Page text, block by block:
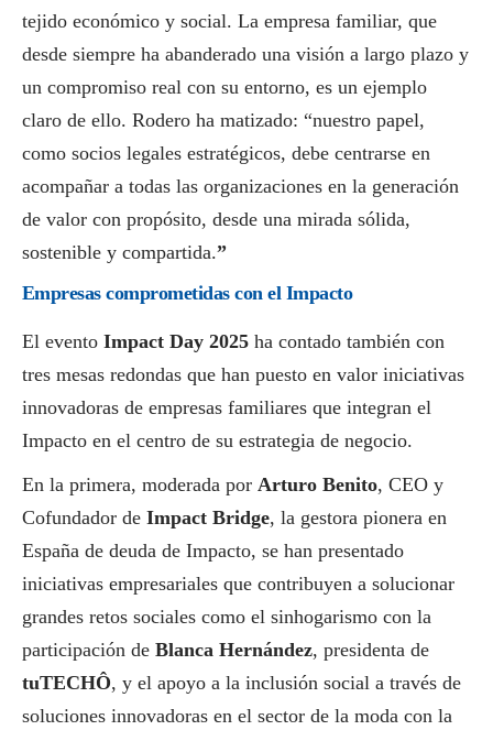
tejido económico y social. La empresa familiar, que
desde siempre ha abanderado una visión a largo plazo y
un compromiso real con su entorno, es un ejemplo
claro de ello. Rodero ha matizado: “nuestro papel,
como socios legales estratégicos, debe centrarse en
acompañar a todas las organizaciones en la generación
de valor con propósito, desde una mirada sólida,
sostenible y compartida.”
Empresas comprometidas con el Impacto
El evento Impact Day 2025 ha contado también con
tres mesas redondas que han puesto en valor iniciativas
innovadoras de empresas familiares que integran el
Impacto en el centro de su estrategia de negocio.
En la primera, moderada por Arturo Benito, CEO y
Cofundador de Impact Bridge, la gestora pionera en
España de deuda de Impacto, se han presentado
iniciativas empresariales que contribuyen a solucionar
grandes retos sociales como el sinhogarismo con la
participación de Blanca Hernández, presidenta de
tuTECHÔ, y el apoyo a la inclusión social a través de
soluciones innovadoras en el sector de la moda con la